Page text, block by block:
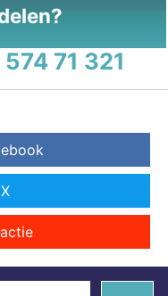
71 321